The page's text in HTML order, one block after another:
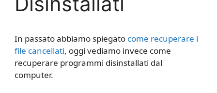
In passato abbiamo spiegato come recuperare i
file cancellati, oggi vediamo invece come
recuperare programmi disinstallati dal
computer.